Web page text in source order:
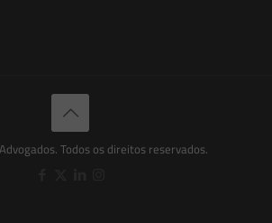
Todos os direitos reservados.